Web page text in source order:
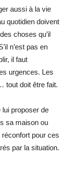
aussi à la vie
quotidien doivent
choses qu’il
n’est pas en
il faut
urgences. Les
tout doit être fait.
lui proposer de
sa maison ou
pour ces
par la situation.